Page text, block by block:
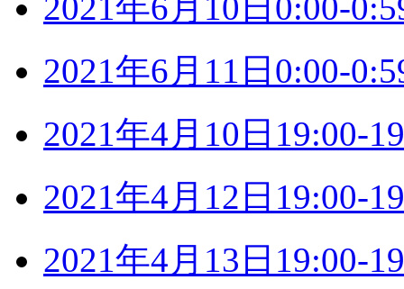
2021年6月10日0:00-
2021年6月11日0:00-
2021年4月10日19:00-
2021年4月12日19:00-
2021年4月13日19:00-